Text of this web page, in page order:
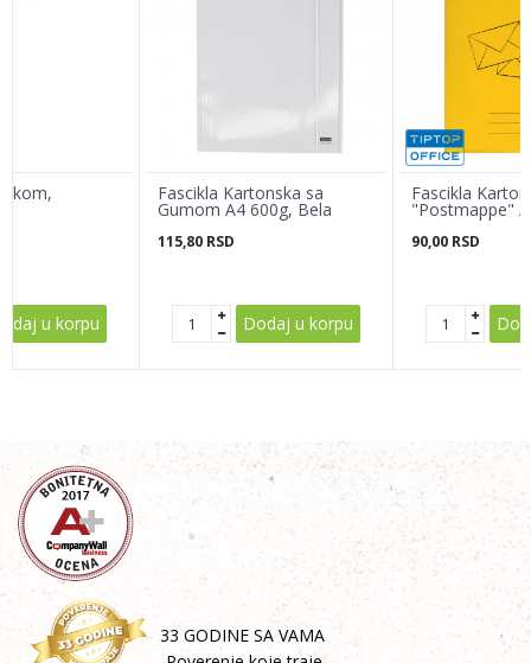
POŠALJI
u korpu
Fascikla Kartonska sa
Gumom A4 600g, Bela
115,80 RSD
Dodaj u korpu
Fascikla
"Postmappe"
90,00 RSD
33 GODINE SA VAMA